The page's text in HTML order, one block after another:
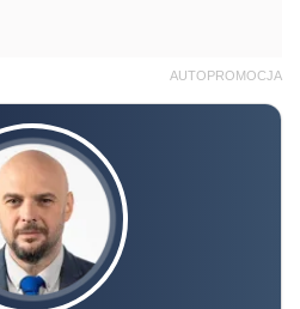
AUTOPROMOCJA